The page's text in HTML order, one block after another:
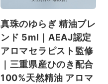
真珠のゆらぎ 精油ブレ
ンド 5ml｜AEAJ認定
アロマセラピスト監修
｜三重県産ひのき配合
100%天然精油 アロマ